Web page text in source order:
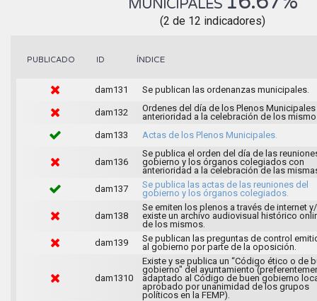
MUNICIPALES
(2 de 12 indicadores)
PUBLICADO ID ÍNDICE
dam131 Se publican las ordenanzas municipales.
dam132
Ordenes del día de los Plenos
anterioridad a la celebración de los
dam133
Actas de los Plenos Municipales.
dam136
Se publica el orden del día de las
gobierno y los órganos colegiados con
anterioridad a la celebración de las
dam137
Se publica las actas de las reuniones del
gobierno y los órganos colegiados.
dam138
Se emiten los plenos a través de internet
existe un archivo audiovisual histórico
de los mismos.
dam139
Se publican las preguntas de control
al gobierno por parte de la oposición.
dam1310
Existe y se publica un “Código ético o de
gobierno" del ayuntamiento
adaptado al Código de buen gobierno
aprobado por unanimidad de los grupos
políticos en la FEMP).